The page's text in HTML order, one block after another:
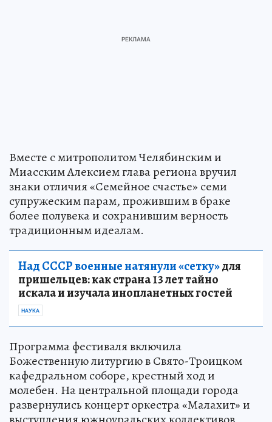
Вместе с митрополитом Челябинским и
Миасским Алексием глава региона вручил
знаки отличия «Семейное счастье» семи
супружеским парам, прожившим в браке
более полувека и сохранившим верность
традиционным идеалам.
Над СССР военные натянули «сетку»для
пришельцев: как страна 13 лет тайно
искала и изучала инопланетных гостей
НАУКА
Программа фестиваля включила
Божественную литургию в Свято-Троицком
кафедральном соборе, крестный ход и
молебен. На центральной площади города
развернулись концерт оркестра «Малахит» и